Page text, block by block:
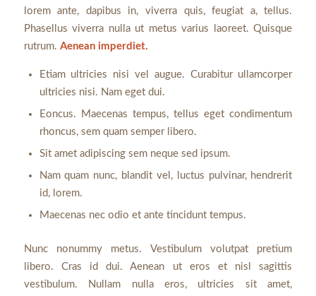
lorem ante, dapibus in, viverra quis, feugiat a, tellus.
Phasellus viverra nulla ut metus varius laoreet. Quisque
rutrum. Aenean imperdiet.
Etiam ultricies nisi vel augue. Curabitur ullamcorper
ultricies nisi. Nam eget dui.
Eoncus. Maecenas tempus, tellus eget condimentum
rhoncus, sem quam semper libero.
Sit amet adipiscing sem neque sed ipsum.
Nam quam nunc, blandit vel, luctus pulvinar, hendrerit
id, lorem.
Maecenas nec odio et ante tincidunt tempus.
Nunc nonummy metus. Vestibulum volutpat pretium
libero. Cras id dui. Aenean ut eros et nisl sagittis
vestibulum. Nullam nulla eros, ultricies sit amet,